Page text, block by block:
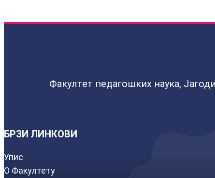
Факултет педагошких наука,
БРЗИ ЛИНКОВИ
Упис
О Факултету